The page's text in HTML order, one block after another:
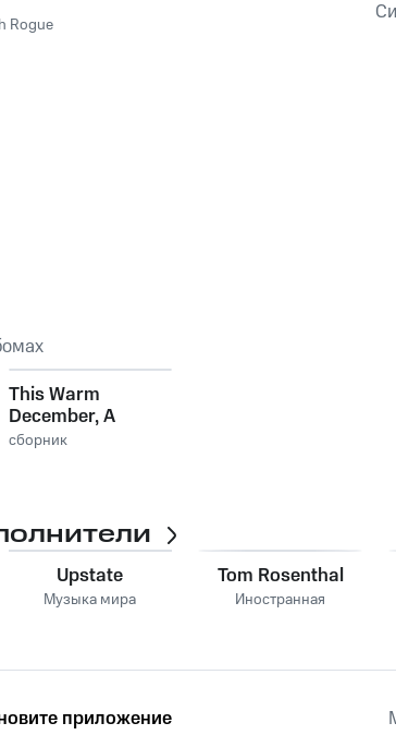
Rogue
This Warm
December, A
Brushfire Holiday
сборник
Upstate
Музыка мира
Tom Rosenthal
Иностранная
приложение